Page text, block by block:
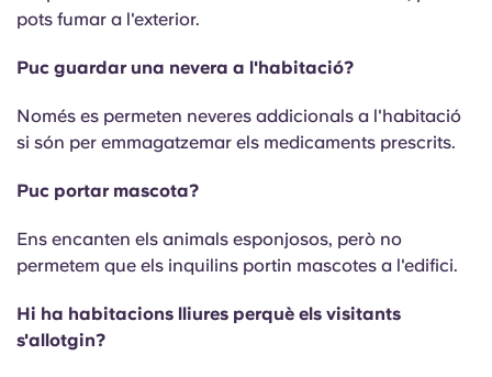
pots fumar a l'exterior.
Puc guardar una nevera a l'habitació?
Només es permeten neveres addicionals a l'habitació
si són per emmagatzemar els medicaments prescrits.
Puc portar mascota?
Ens encanten els animals esponjosos, però no
permetem que els inquilins portin mascotes a l'edifici.
Hi ha habitacions lliures perquè els visitants
s'allotgin?